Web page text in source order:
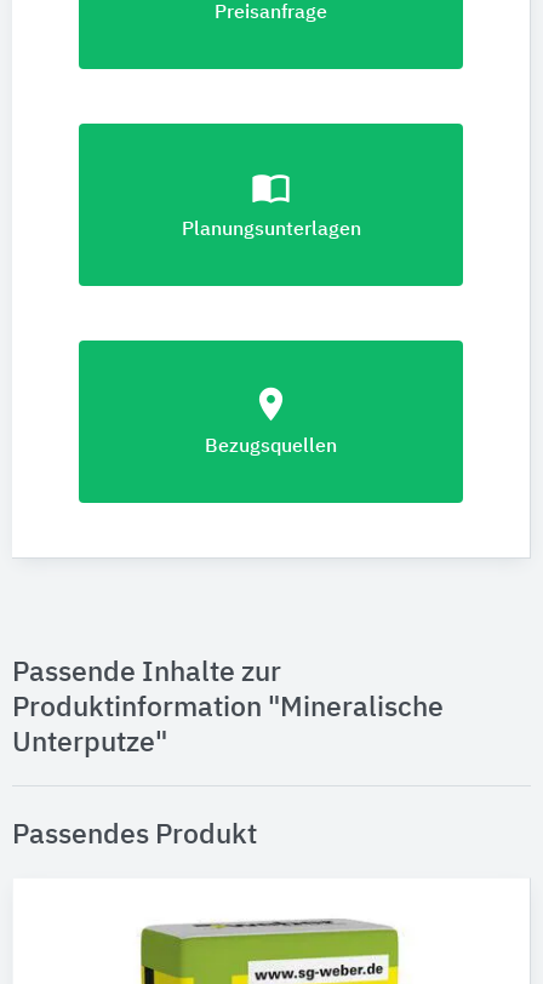
Preisanfrage
import_contacts
Planungsunterlagen
location_on
Bezugsquellen
Passende Inhalte zur
Produktinformation "Mineralische
Unterputze"
Passendes Produkt